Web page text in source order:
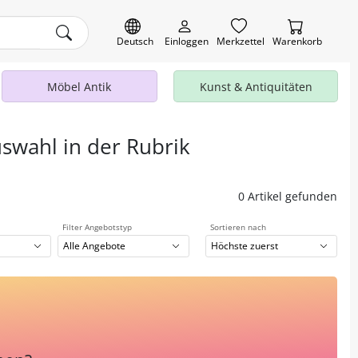
Deutsch Einloggen Merkzettel Warenkorb
Möbel Antik Kunst & Antiquitäten
in der Rubrik
0 Artikel gefunden
Filter Angebotstyp
Alle Angebote
Sortieren nach
Höchste zuerst